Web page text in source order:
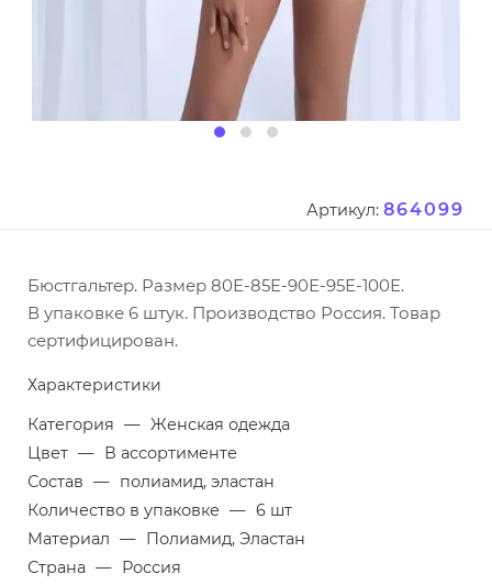
Артикул: 864099
Бюстгальтер. Размер 80Е-85Е-90Е-95Е-100Е.
В упаковке 6 штук. Производство Россия. Товар
сертифицирован.
Характеристики
Категория — Женская одежда
Цвет — В ассортименте
Состав — полиамид, эластан
Количество в упаковке — 6 шт
Материал — Полиамид, Эластан
Страна — Россия